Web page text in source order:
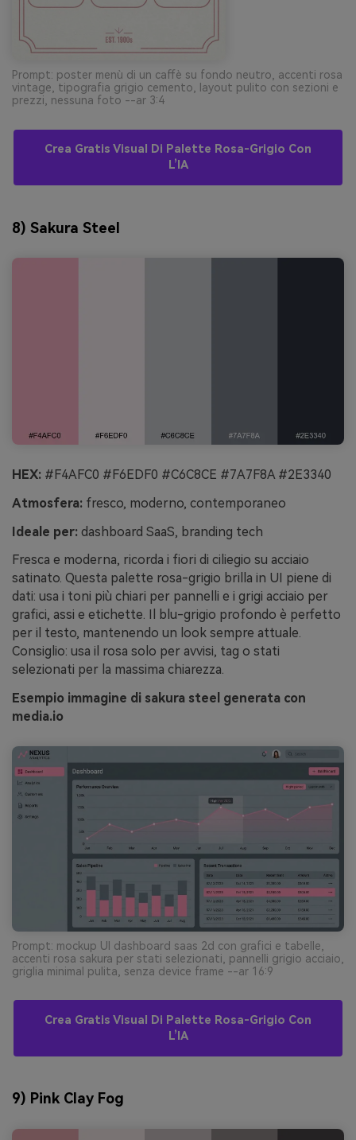
Prompt: poster menù di un caffè su fondo neutro, accenti rosa
vintage, tipografia grigio cemento, layout pulito con sezioni e
prezzi, nessuna foto --ar 3:4
Crea Gratis Visual Di Palette Rosa-Grigio Con
L’IA
8) Sakura Steel
HEX: #F4AFC0 #F6EDF0 #C6C8CE #7A7F8A #2E3340
Atmosfera: fresco, moderno, contemporaneo
Ideale per: dashboard SaaS, branding tech
Fresca e moderna, ricorda i fiori di ciliegio su acciaio
satinato. Questa palette rosa-grigio brilla in UI piene di
dati: usa i toni più chiari per pannelli e i grigi acciaio per
grafici, assi e etichette. Il blu-grigio profondo è perfetto
per il testo, mantenendo un look sempre attuale.
Consiglio: usa il rosa solo per avvisi, tag o stati
selezionati per la massima chiarezza.
Esempio immagine di sakura steel generata con
media.io
Prompt: mockup UI dashboard saas 2d con grafici e tabelle,
accenti rosa sakura per stati selezionati, pannelli grigio acciaio,
griglia minimal pulita, senza device frame --ar 16:9
Crea Gratis Visual Di Palette Rosa-Grigio Con
L’IA
9) Pink Clay Fog